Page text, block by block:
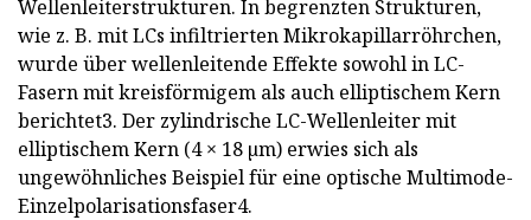
Wellenleiterstrukturen. In begrenzten Strukturen,
wie z. B. mit LCs infiltrierten Mikrokapillarröhrchen,
wurde über wellenleitende Effekte sowohl in LC-
Fasern mit kreisförmigem als auch elliptischem Kern
berichtet3. Der zylindrische LC-Wellenleiter mit
elliptischem Kern (4 × 18 µm) erwies sich als
ungewöhnliches Beispiel für eine optische Multimode-
Einzelpolarisationsfaser4.